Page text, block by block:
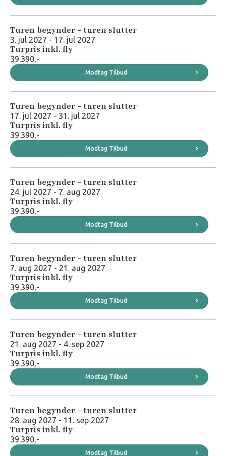
Turen begynder - turen slutter
3. jul 2027 - 17. jul 2027
Turpris inkl. fly
39.390,-
Modtag Tilbud
Turen begynder - turen slutter
17. jul 2027 - 31. jul 2027
Turpris inkl. fly
39.390,-
Modtag Tilbud
Turen begynder - turen slutter
24. jul 2027 - 7. aug 2027
Turpris inkl. fly
39.390,-
Modtag Tilbud
Turen begynder - turen slutter
7. aug 2027 - 21. aug 2027
Turpris inkl. fly
39.390,-
Modtag Tilbud
Turen begynder - turen slutter
21. aug 2027 - 4. sep 2027
Turpris inkl. fly
39.390,-
Modtag Tilbud
Turen begynder - turen slutter
28. aug 2027 - 11. sep 2027
Turpris inkl. fly
39.390,-
Modtag Tilbud